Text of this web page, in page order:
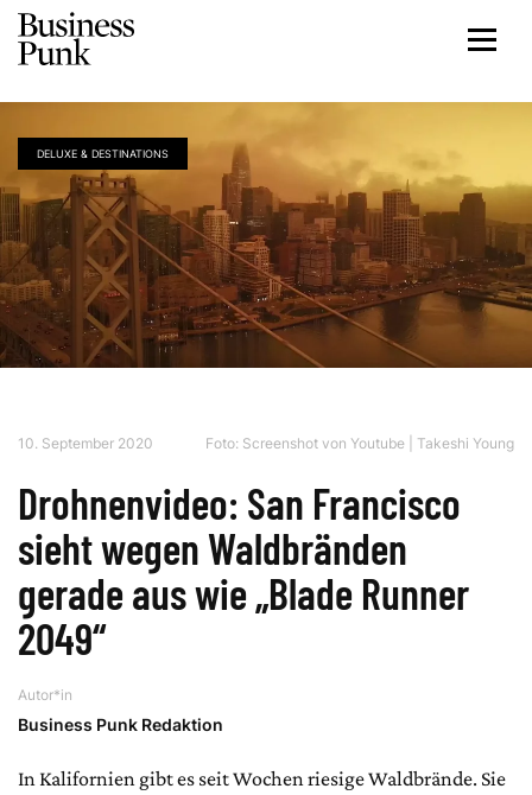
DELUXE & DESTINATIONS
10. September 2020 Foto: Screenshot von Youtube | Takeshi Young
Drohnenvideo: San Francisco
sieht wegen Waldbränden
gerade aus wie „Blade Runner
2049“
Autor*in
Business Punk Redaktion
In Kalifornien gibt es seit Wochen riesige Waldbrände. Sie